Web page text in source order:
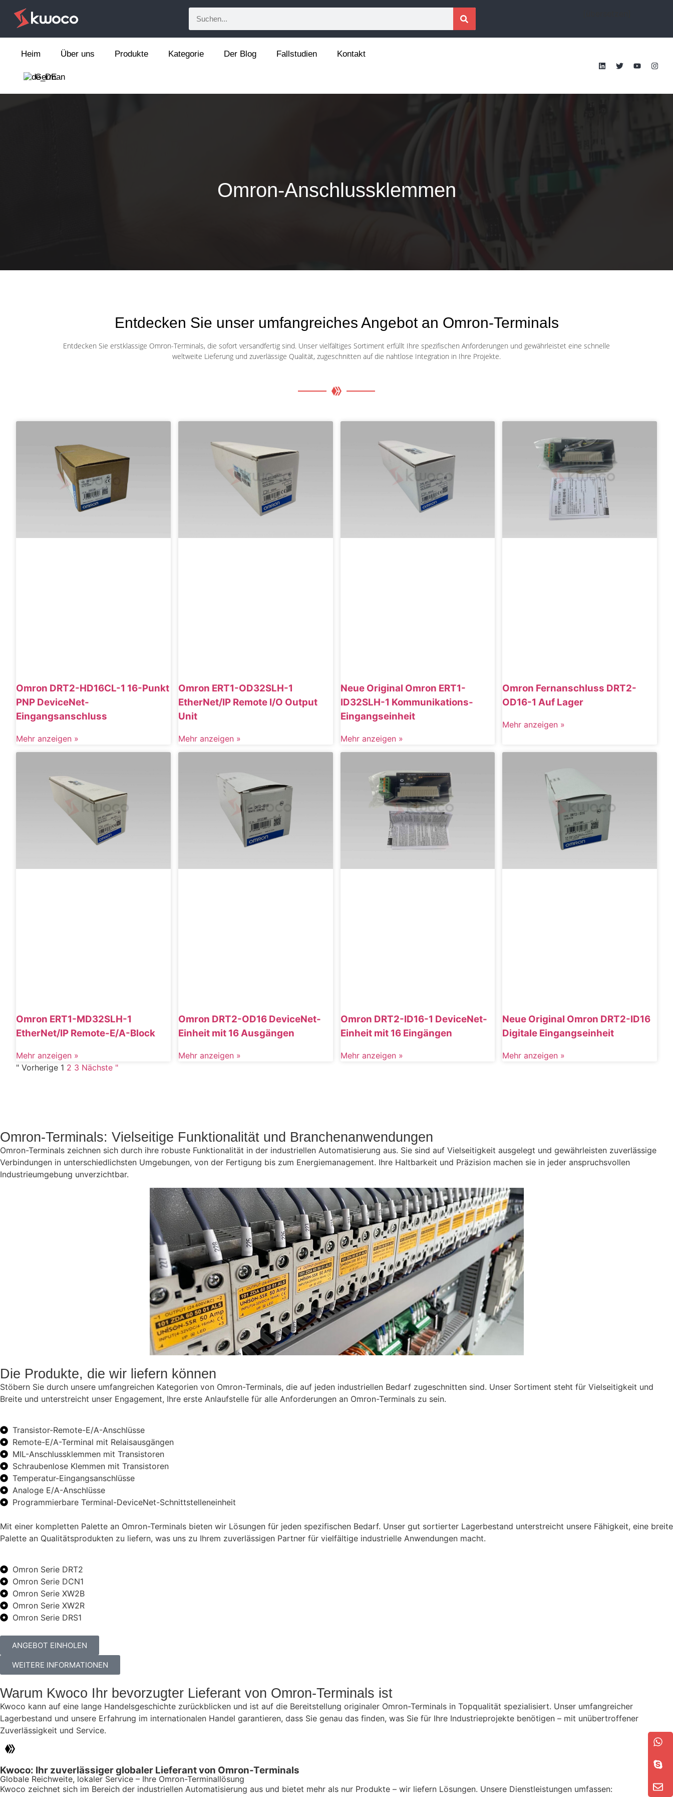
Heim Über uns Produkte Kategorie Der Blog Fallstudien Kontakt
German
Omron-Anschlussklemmen
Entdecken Sie unser umfangreiches Angebot an Omron-Terminals
Entdecken Sie erstklassige Omron-Terminals, die sofort versandfertig sind. Unser vielfältiges Sortiment erfüllt Ihre spezifischen Anforderungen und gewährleistet eine schnelle
weltweite Lieferung und zuverlässige Qualität, zugeschnitten auf die nahtlose Integration in Ihre Projekte.
Omron DRT2-HD16CL-1 16-Punkt
PNP DeviceNet-
Eingangsanschluss
Mehr anzeigen »
Omron ERT1-OD32SLH-1
EtherNet/IP Remote I/O Output
Unit
Mehr anzeigen »
Neue Original Omron ERT1-
ID32SLH-1 Kommunikations-
Eingangseinheit
Mehr anzeigen »
Omron Fernanschluss DRT2-
OD16-1 Auf Lager
Mehr anzeigen »
Omron ERT1-MD32SLH-1
EtherNet/IP Remote-E/A-Block
Mehr anzeigen »
Omron DRT2-OD16 DeviceNet-
Einheit mit 16 Ausgängen
Mehr anzeigen »
Omron DRT2-ID16-1 DeviceNet-
Einheit mit 16 Eingängen
Mehr anzeigen »
Neue Original Omron DRT2-ID16
Digitale Eingangseinheit
Mehr anzeigen »
" Vorherige 1 2 3 Nächste "
Omron-Terminals: Vielseitige Funktionalität und Branchenanwendungen
Omron-Terminals zeichnen sich durch ihre robuste Funktionalität in der industriellen Automatisierung aus. Sie sind auf Vielseitigkeit ausgelegt und gewährleisten zuverlässige
Verbindungen in unterschiedlichsten Umgebungen, von der Fertigung bis zum Energiemanagement. Ihre Haltbarkeit und Präzision machen sie in jeder anspruchsvollen
Industrieumgebung unverzichtbar.
Die Produkte, die wir liefern können
Stöbern Sie durch unsere umfangreichen Kategorien von Omron-Terminals, die auf jeden industriellen Bedarf zugeschnitten sind. Unser Sortiment steht für Vielseitigkeit und
Breite und unterstreicht unser Engagement, Ihre erste Anlaufstelle für alle Anforderungen an Omron-Terminals zu sein.
Transistor-Remote-E/A-Anschlüsse
Remote-E/A-Terminal mit Relaisausgängen
MIL-Anschlussklemmen mit Transistoren
Schraubenlose Klemmen mit Transistoren
Temperatur-Eingangsanschlüsse
Analoge E/A-Anschlüsse
Programmierbare Terminal-DeviceNet-Schnittstelleneinheit
Mit einer kompletten Palette an Omron-Terminals bieten wir Lösungen für jeden spezifischen Bedarf. Unser gut sortierter Lagerbestand unterstreicht unsere Fähigkeit, eine breite
Palette an Qualitätsprodukten zu liefern, was uns zu Ihrem zuverlässigen Partner für vielfältige industrielle Anwendungen macht.
Omron Serie DRT2
Omron Serie DCN1
Omron Serie XW2B
Omron Serie XW2R
Omron Serie DRS1
ANGEBOT EINHOLEN
WEITERE INFORMATIONEN
Warum Kwoco Ihr bevorzugter Lieferant von Omron-Terminals ist
Kwoco kann auf eine lange Handelsgeschichte zurückblicken und ist auf die Bereitstellung originaler Omron-Terminals in Topqualität spezialisiert. Unser umfangreicher
Lagerbestand und unsere Erfahrung im internationalen Handel garantieren, dass Sie genau das finden, was Sie für Ihre Industrieprojekte benötigen – mit unübertroffener
Zuverlässigkeit und Service.
Kwoco: Ihr zuverlässiger globaler Lieferant von Omron-Terminals
Globale Reichweite, lokaler Service – Ihre Omron-Terminallösung
Kwoco zeichnet sich im Bereich der industriellen Automatisierung aus und bietet mehr als nur Produkte – wir liefern Lösungen. Unsere Dienstleistungen umfassen: